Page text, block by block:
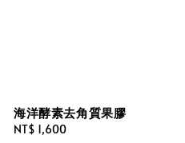
海洋酵素去角質果膠
Regular
NT$ 1,600